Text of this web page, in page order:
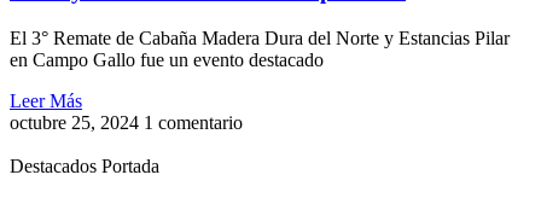
El 3° Remate de Cabaña Madera Dura del Norte y Estancias Pilar
en Campo Gallo fue un evento destacado
Leer Más
octubre 25, 2024 1 comentario
Destacados Portada